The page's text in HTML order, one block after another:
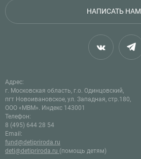
НАПИСАТЬ НАМ
Адрес:
г. Московская область, г.о. Одинцовский,
пгт Новоивановское, ул. Западная, стр.180,
ООО «МВМ». Индекс 143001
Телефон:
8 (495) 644 28 54
Email:
fund@detipriroda.ru
deti@detipriroda.ru (помощь детям)